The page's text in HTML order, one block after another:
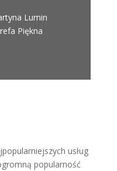
Lumin
Piękna
usług
popularność